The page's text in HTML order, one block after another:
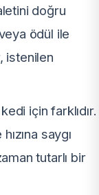
doğru
ödül ile
istenilen
için farklıdır.
saygı
tutarlı bir